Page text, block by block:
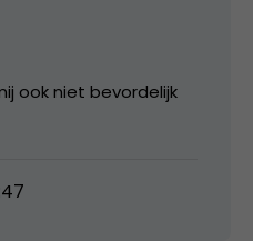
ook niet bevordelijk